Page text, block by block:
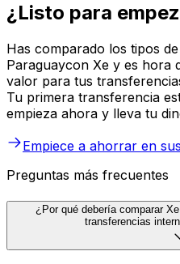
¿Listo para
Has comparado los tipos
Paraguaycon Xe y es hora
valor para tus
Tu primera transferencia
empieza ahora y lleva tu
Empiece a ahorrar en
Preguntas más frecuentes
¿Por qué debería comparar
transferencias